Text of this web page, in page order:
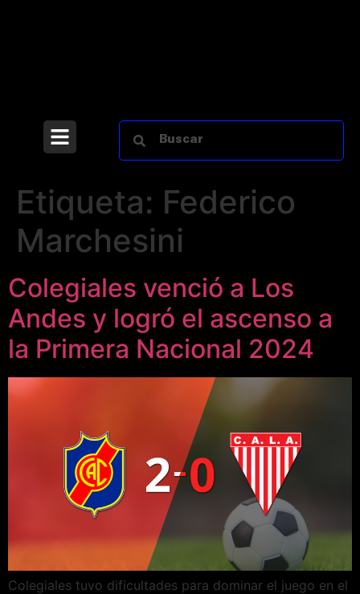
Etiqueta: Federico
Marchesini
Colegiales venció a Los
Andes y logró el ascenso a
la Primera Nacional 2024
Colegiales tuvo dificultades para dominar el juego en el